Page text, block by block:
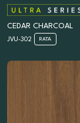
CEDAR CHARCOAL
JVU-302 RATA